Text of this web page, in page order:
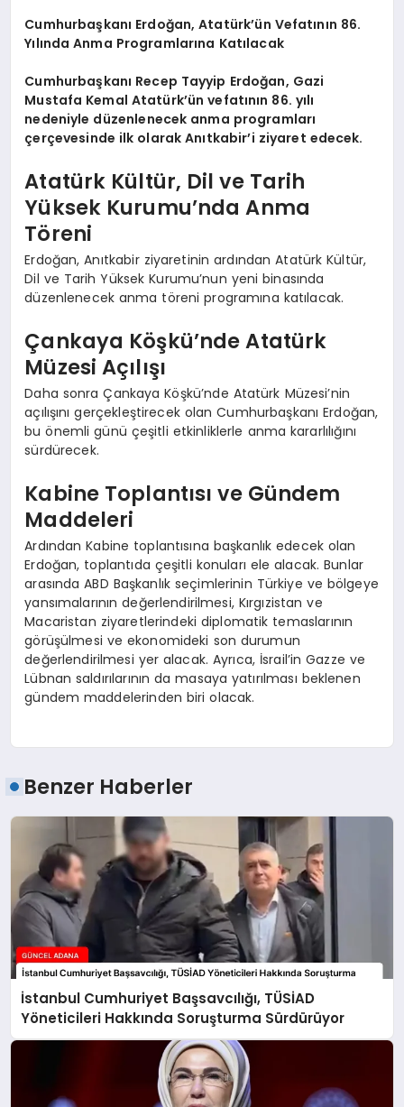
Cumhurbaşkanı Erdoğan, Atatürk’ün Vefatının 86.
Yılında Anma Programlarına Katılacak
Cumhurbaşkanı Recep Tayyip Erdoğan, Gazi
Mustafa Kemal Atatürk’ün vefatının 86. yılı
nedeniyle düzenlenecek anma programları
çerçevesinde ilk olarak Anıtkabir’i ziyaret edecek.
Atatürk Kültür, Dil ve Tarih
Yüksek Kurumu’nda Anma
Töreni
Erdoğan, Anıtkabir ziyaretinin ardından Atatürk Kültür,
Dil ve Tarih Yüksek Kurumu’nun yeni binasında
düzenlenecek anma töreni programına katılacak.
Çankaya Köşkü’nde Atatürk
Müzesi Açılışı
Daha sonra Çankaya Köşkü’nde Atatürk Müzesi’nin
açılışını gerçekleştirecek olan Cumhurbaşkanı Erdoğan,
bu önemli günü çeşitli etkinliklerle anma kararlılığını
sürdürecek.
Kabine Toplantısı ve Gündem
Maddeleri
Ardından Kabine toplantısına başkanlık edecek olan
Erdoğan, toplantıda çeşitli konuları ele alacak. Bunlar
arasında ABD Başkanlık seçimlerinin Türkiye ve bölgeye
yansımalarının değerlendirilmesi, Kırgızistan ve
Macaristan ziyaretlerindeki diplomatik temaslarının
görüşülmesi ve ekonomideki son durumun
değerlendirilmesi yer alacak. Ayrıca, İsrail’in Gazze ve
Lübnan saldırılarının da masaya yatırılması beklenen
gündem maddelerinden biri olacak.
Benzer Haberler
İstanbul Cumhuriyet Başsavcılığı, TÜSİAD
Yöneticileri Hakkında Soruşturma Sürdürüyor